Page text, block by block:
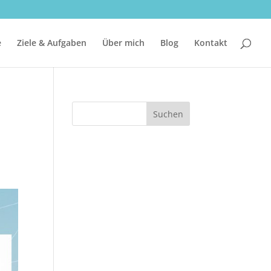
Ziele & Aufgaben Über mich Blog Kontakt
Suchen